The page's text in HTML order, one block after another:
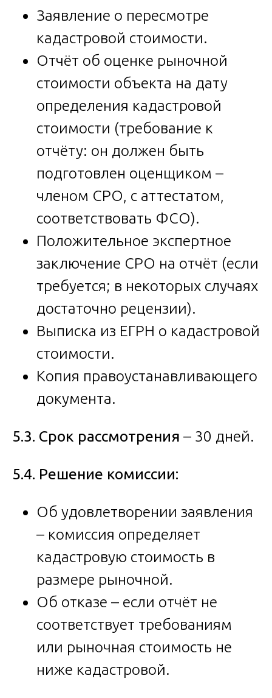
Заявление о пересмотре
кадастровой стоимости.
Отчёт об оценке рыночной
стоимости объекта на дату
определения кадастровой
стоимости (требование к
отчёту: он должен быть
подготовлен оценщиком –
членом СРО, с аттестатом,
соответствовать ФСО).
Положительное экспертное
заключение СРО на отчёт (если
требуется; в некоторых случаях
достаточно рецензии).
Выписка из ЕГРН о кадастровой
стоимости.
Копия правоустанавливающего
документа.
5.3. Срок рассмотрения – 30 дней.
5.4. Решение комиссии:
Об удовлетворении заявления
– комиссия определяет
кадастровую стоимость в
размере рыночной.
Об отказе – если отчёт не
соответствует требованиям
или рыночная стоимость не
ниже кадастровой.